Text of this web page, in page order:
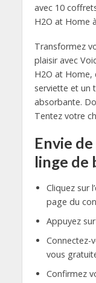
avec 10
H2O at Home
Transformez
plaisir avec
H2O at Home,
serviette et un
absorbante.
Tentez votre
Envie
linge de
Cliquez sur
page du
Appuyez
Connectez-
vous
Confirmez